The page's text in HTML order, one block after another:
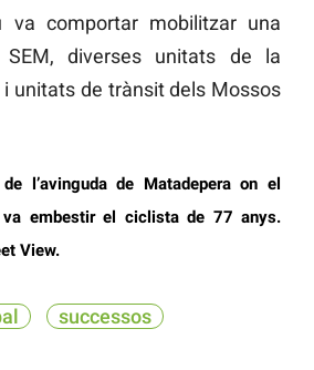
va comportar mobilitzar una
SEM, diverses unitats de la
i unitats de trànsit dels Mossos
l’avinguda de Matadepera on el
va embestir el ciclista de 77 anys.
View.
successos